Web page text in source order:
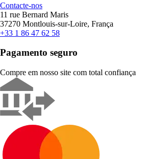
Contacte-nos
11 rue Bernard Maris
37270 Montlouis-sur-Loire, França
+33 1 86 47 62 58
Pagamento seguro
Compre em nosso site com total confiança